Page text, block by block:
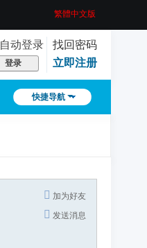
繁體中文版
自动登录
找回密码
登录 立即注册
快捷导航
加为好友
发送消息